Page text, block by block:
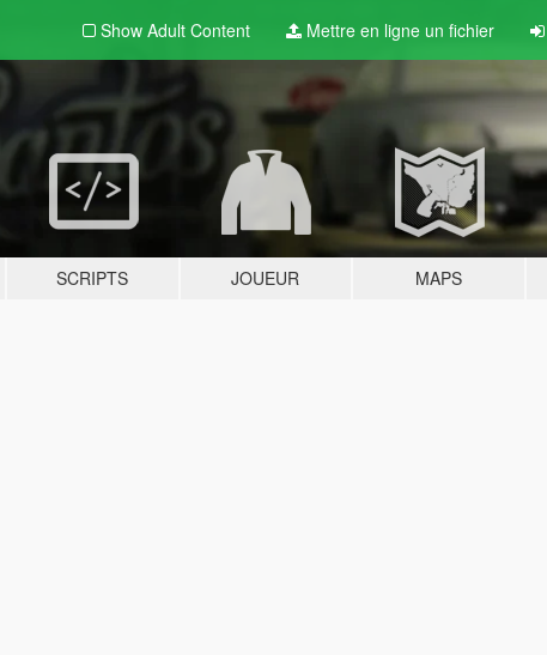
Show Adult Content Mettre en ligne un fichier
SCRIPTS JOUEUR MAPS